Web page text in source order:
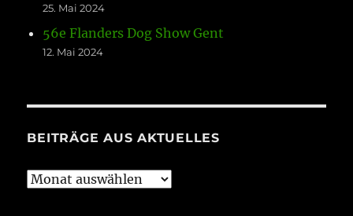
25. Mai 2024
56e Flanders Dog Show Gent
12. Mai 2024
BEITRÄGE AUS AKTUELLES
Beiträge